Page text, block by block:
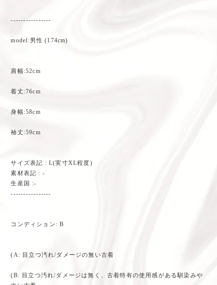
----------------
model:男性 (174cm)
肩幅:52cm
着丈:76cm
身幅:58cm
袖丈:59cm
サイズ表記 : L(実寸XL程度)
素材表記 : -
生産国 :-
----------------
コンディション: B
(A: 目立つ汚れ/ダメージの無い古着
(B: 目立つ汚れ/ダメージは無く、古着特有の使用感がある馴染みや